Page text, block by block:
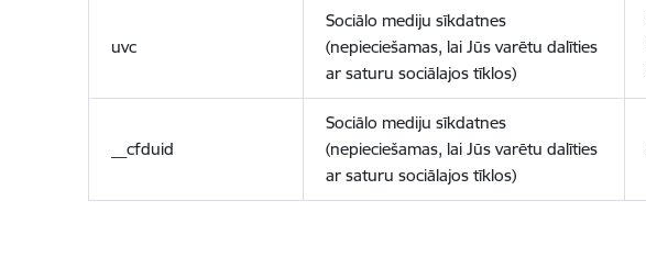
uvc
Sociālo mediju sīkdatnes
(nepieciešamas, lai Jūs varētu dalīties
ar saturu sociālajos tīklos)
__cfduid
Sociālo mediju sīkdatnes
(nepieciešamas, lai Jūs varētu dalīties
ar saturu sociālajos tīklos)